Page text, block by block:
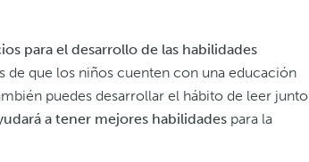
para el desarrollo de las habilidades
de que los niños cuenten con una educación
puedes desarrollar el hábito de leer junto
a tener mejores habilidades para la